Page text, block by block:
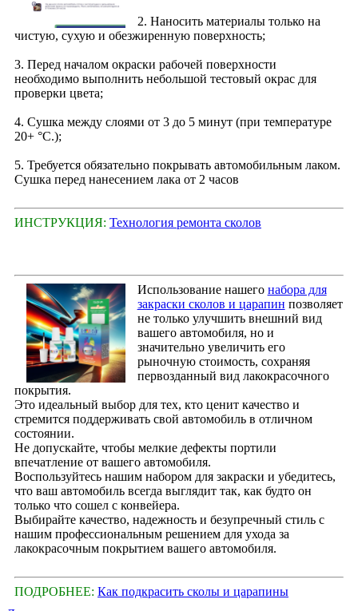
2. Наносить материалы только на
чистую, сухую и обезжиренную поверхность;
3. Перед началом окраски рабочей поверхности
необходимо выполнить небольшой тестовый окрас для
проверки цвета;
4. Сушка между слоями от 3 до 5 минут (при температуре
20+ °С.);
5. Требуется обязательно покрывать автомобильным лаком.
Сушка перед нанесением лака от 2 часов
ИНСТРУКЦИЯ: Технология ремонта сколов
Использование нашего набора для
закраски сколов и царапин позволяет
не только улучшить внешний вид
вашего автомобиля, но и
значительно увеличить его
рыночную стоимость, сохраняя
первозданный вид лакокрасочного
покрытия.
Это идеальный выбор для тех, кто ценит качество и
стремится поддерживать свой автомобиль в отличном
состоянии.
Не допускайте, чтобы мелкие дефекты портили
впечатление от вашего автомобиля.
Воспользуйтесь нашим набором для закраски и убедитесь,
что ваш автомобиль всегда выглядит так, как будто он
только что сошел с конвейера.
Выбирайте качество, надежность и безупречный стиль с
нашим профессиональным решением для ухода за
лакокрасочным покрытием вашего автомобиля.
ПОДРОБНЕЕ: Как подкрасить сколы и царапины